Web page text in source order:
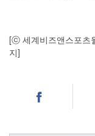
[ⓒ 세계비즈앤스포츠
지]